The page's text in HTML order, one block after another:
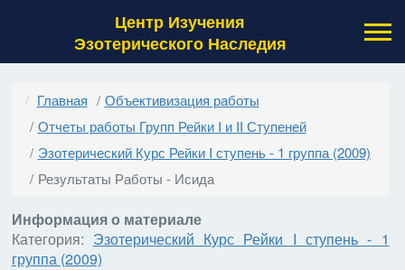
Центр Изучения
Эзотерического Наследия
Главная
Объективизация работы
Отчеты работы Групп Рейки I и II Ступеней
Эзотерический Курс Рейки I ступень - 1 группа (2009)
Результаты Работы - Исида
Информация о материале
Категория: Эзотерический Курс Рейки I ступень - 1
группа (2009)